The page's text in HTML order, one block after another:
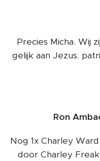
Precies Micha. Wij
gelijk aan Jezus.
Ron
Nog 1x Charley
door Charley